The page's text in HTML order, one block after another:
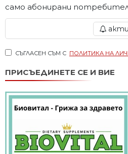
само абонирани
СЪГЛАСЕН СЪМ С ПОЛИТИКА НА
ПРИСЪЕДИНЕТЕ СЕ И ВИЕ